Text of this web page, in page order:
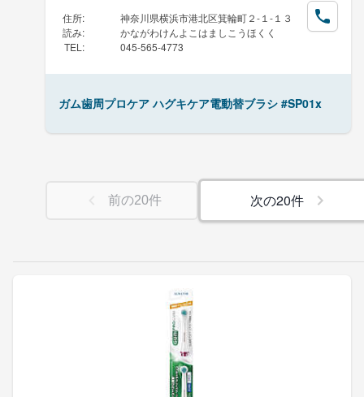
住所:
神奈川県横浜市港北区箕輪町２-１-１３
読み:
かながわけんよこはましこうほくく
TEL : 045-565-4773
ガム歯周プロケア ハグキケア電動替ブラシ #SP01x
前の20件 次の20件